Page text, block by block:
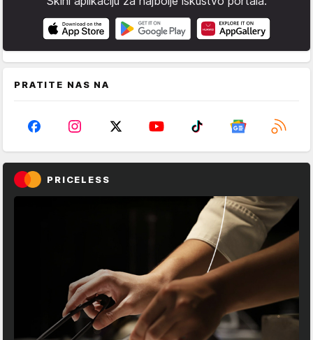
PRATITE NAS NA
PRICELESS